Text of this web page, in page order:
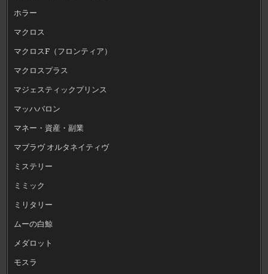
ホラー
マクロス
マクロスF（フロンティア）
マクロスプラス
マジェスティックプリンス
マッハバロン
マネー・資産・副業
マブラヴ オルタネイティヴ
ミステリー
ミミック
ミリタリー
ムーの白鯨
メダロット
モスラ